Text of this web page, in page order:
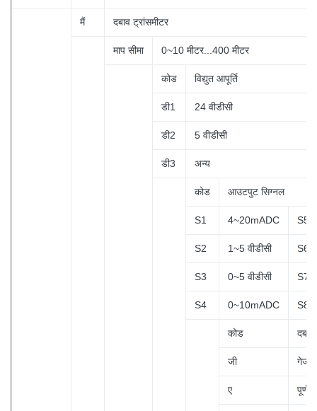
मैं दबाव ट्रांसमीटर
माप सीमा 0~10 मीटर...400 मीटर
कोड विद्युत आपूर्ति
डी1 24 वीडीसी
डी2 5 वीडीसी
डी3 अन्य
कोड आउटपुट सिग्नल
S1 4~20mADC S5
S2 1~5 वीडीसी S6
S3 0~5 वीडीसी S7
S4 0~10mADC S8
कोड
जी गेज
ए पूर्ण